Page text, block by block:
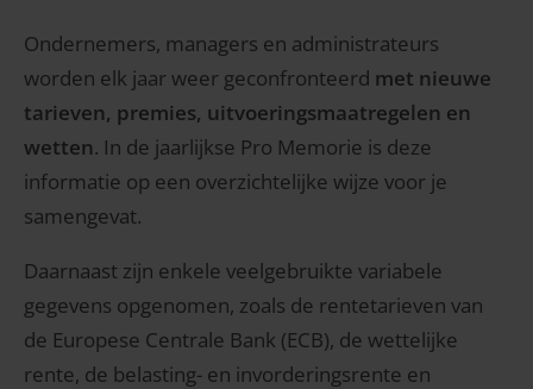
Ondernemers, managers en administrateurs
worden elk jaar weer geconfronteerd met nieuwe
tarieven, premies, uitvoeringsmaatregelen en
wetten. In de jaarlijkse Pro Memorie is deze
informatie op een overzichtelijke wijze voor je
samengevat.
Daarnaast zijn enkele veelgebruikte variabele
gegevens opgenomen, zoals de rentetarieven van
de Europese Centrale Bank (ECB), de wettelijke
rente, de belasting- en invorderingsrente en